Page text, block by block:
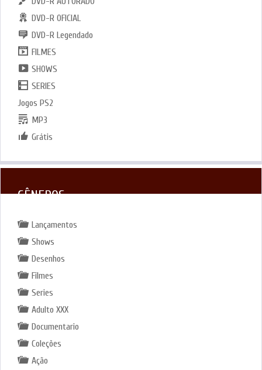
DVD-R OFICIAL
DVD-R Legendado
FILMES
SHOWS
SERIES
Jogos PS2
MP3
Grátis
GÊNEROS
Lançamentos
Shows
Desenhos
Filmes
Series
Adulto XXX
Documentario
Coleções
Ação